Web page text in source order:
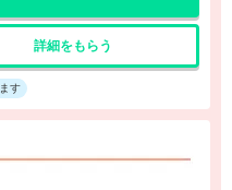
詳細をもらう
す